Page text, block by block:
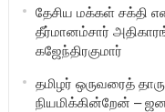
தேசிய மக்கள் சக்தி
தீர்மானம்சார்
கஜேந்திரகுமார்
தமிழர் ஒருவரைத்
நியமிக்கின்றேன் –